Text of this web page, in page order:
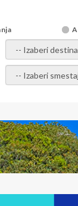
- izaberi destinaciju -
- Izaberite smestaj -